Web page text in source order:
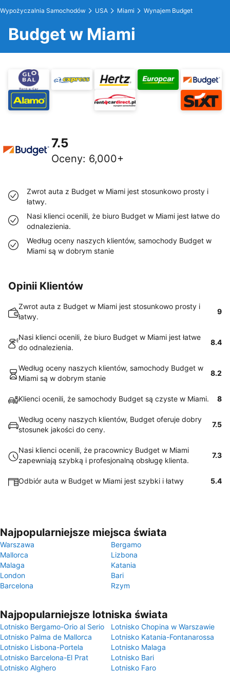
Wypożyczalnia Samochodów USA Miami Wynajem Budget
Budget w Miami
7.5
Oceny: 6,000+
Zwrot auta z Budget w Miami jest stosunkowo prosty i
łatwy.
Nasi klienci ocenili, że biuro Budget w Miami jest łatwe do
odnalezienia.
Według oceny naszych klientów, samochody Budget w
Miami są w dobrym stanie
Opinii Klientów
Zwrot auta z Budget w Miami jest stosunkowo prosty i
łatwy.
9
Nasi klienci ocenili, że biuro Budget w Miami jest łatwe
do odnalezienia.
8.4
Według oceny naszych klientów, samochody Budget w
Miami są w dobrym stanie
8.2
Klienci ocenili, że samochody Budget są czyste w Miami. 8
Według oceny naszych klientów, Budget oferuje dobry
stosunek jakości do ceny.
7.5
Nasi klienci ocenili, że pracownicy Budget w Miami
zapewniają szybką i profesjonalną obsługę klienta.
7.3
Odbiór auta w Budget w Miami jest szybki i łatwy 5.4
Najpopularniejsze miejsca świata
Warszawa
Bergamo
Mallorca
Lizbona
Malaga
Katania
London
Bari
Barcelona
Rzym
Najpopularniejsze lotniska świata
Lotnisko Bergamo-Orio al Serio
Lotnisko Chopina w Warszawie
Lotnisko Palma de Mallorca
Lotnisko Katania-Fontanarossa
Lotnisko Lisbona-Portela
Lotnisko Malaga
Lotnisko Barcelona-El Prat
Lotnisko Bari
Lotnisko Alghero
Lotnisko Faro